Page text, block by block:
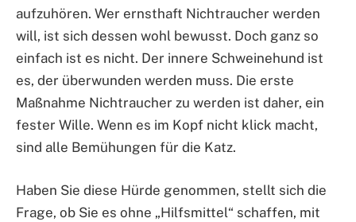
aufzuhören. Wer ernsthaft Nichtraucher werden
will, ist sich dessen wohl bewusst. Doch ganz so
einfach ist es nicht. Der innere Schweinehund ist
es, der überwunden werden muss. Die erste
Maßnahme Nichtraucher zu werden ist daher, ein
fester Wille. Wenn es im Kopf nicht klick macht,
sind alle Bemühungen für die Katz.
Haben Sie diese Hürde genommen, stellt sich die
Frage, ob Sie es ohne „Hilfsmittel“ schaffen, mit